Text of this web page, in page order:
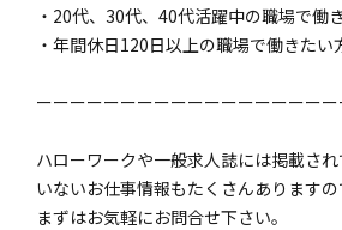
・20代、30代、40代活躍中の職場で働
・年間休日120日以上の職場で働きたい
ーーーーーーーーーーーーーーーーー
ハローワークや一般求人誌には掲載され
いないお仕事情報もたくさんありますの
まずはお気軽にお問合せ下さい。